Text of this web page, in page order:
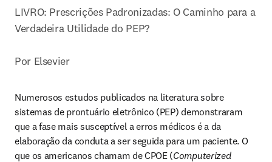
LIVRO: Prescrições Padronizadas: O Caminho para a
Verdadeira Utilidade do PEP?
Por Elsevier
Numerosos estudos publicados na literatura sobre
sistemas de prontuário eletrônico (PEP) demonstraram
que a fase mais susceptível a erros médicos é a da
elaboração da conduta a ser seguida para um paciente. O
que os americanos chamam de CPOE (Computerized